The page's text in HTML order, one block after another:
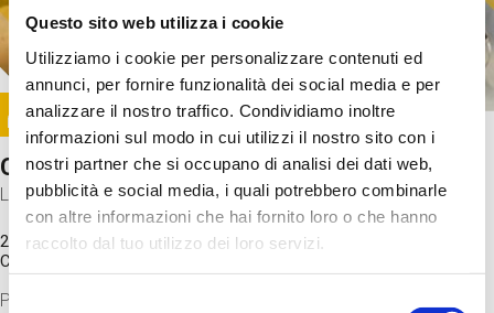
Questo sito web utilizza i cookie
Utilizziamo i cookie per personalizzare contenuti ed
annunci, per fornire funzionalità dei social media e per
analizzare il nostro traffico. Condividiamo inoltre
informazioni sul modo in cui utilizzi il nostro sito con i
nostri partner che si occupano di analisi dei dati web,
pubblicità e social media, i quali potrebbero combinarle
con altre informazioni che hai fornito loro o che hanno
raccolto dal tuo utilizzo dei loro servizi.
Selezione
Image
SUNDAY@STEP
Come funziona il cervello?
Laboratorio
20 Set 2026 / 11:15 - 13:00
Costo
Proveremo a costruire un cervello in cartoncino cercando di